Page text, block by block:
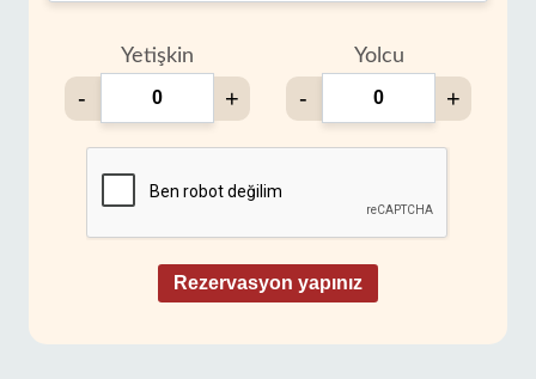
Yetişkin
- +
Yolcu
- +
Rezervasyon yapınız